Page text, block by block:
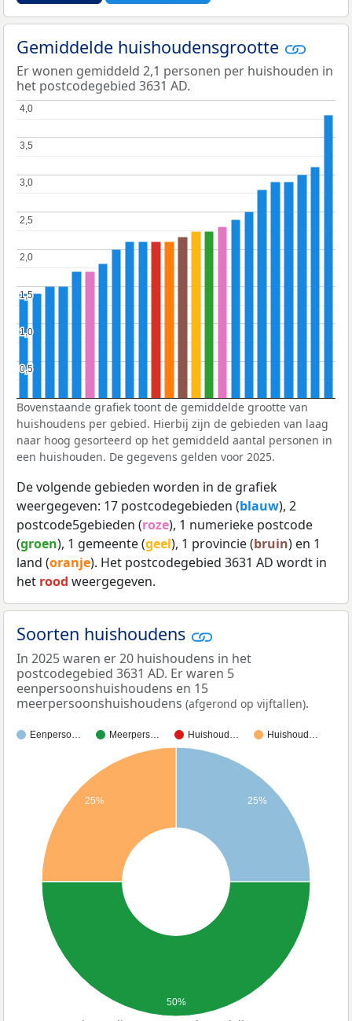
Gemiddelde huishoudensgrootte
Er wonen gemiddeld 2,1 personen per huishouden in
het postcodegebied 3631 AD.
0,5
0,5
1,0
1,0
1,5
1,5
2,0
2,0
2,5
2,5
3,0
3,0
3,5
3,5
4,0
4,0
Bovenstaande grafiek toont de gemiddelde grootte van
huishoudens per gebied. Hierbij zijn de gebieden van laag
naar hoog gesorteerd op het gemiddeld aantal personen in
een huishouden. De gegevens gelden voor 2025.
De volgende gebieden worden in de grafiek
weergegeven: 17 postcodegebieden (blauw), 2
postcode5gebieden (roze), 1 numerieke postcode
(groen), 1 gemeente (geel), 1 provincie (bruin) en 1
land (oranje). Het postcodegebied 3631 AD wordt in
het rood weergegeven.
Soorten huishoudens
In 2025 waren er 20 huishoudens in het
postcodegebied 3631 AD. Er waren 5
eenpersoonshuishoudens en 15
meerpersoonshuishoudens (afgerond op vijftallen).
Eenperso… Meerpers… Huishoud… Huishoud…
25%
25%
50%